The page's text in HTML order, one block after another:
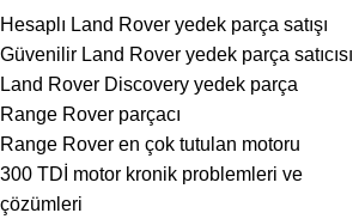
Hesaplı Land Rover yedek parça satışı
Güvenilir Land Rover yedek parça satıcısı
Land Rover Discovery yedek parça
Range Rover parçacı
Range Rover en çok tutulan motoru
300 TDİ motor kronik problemleri ve
çözümleri